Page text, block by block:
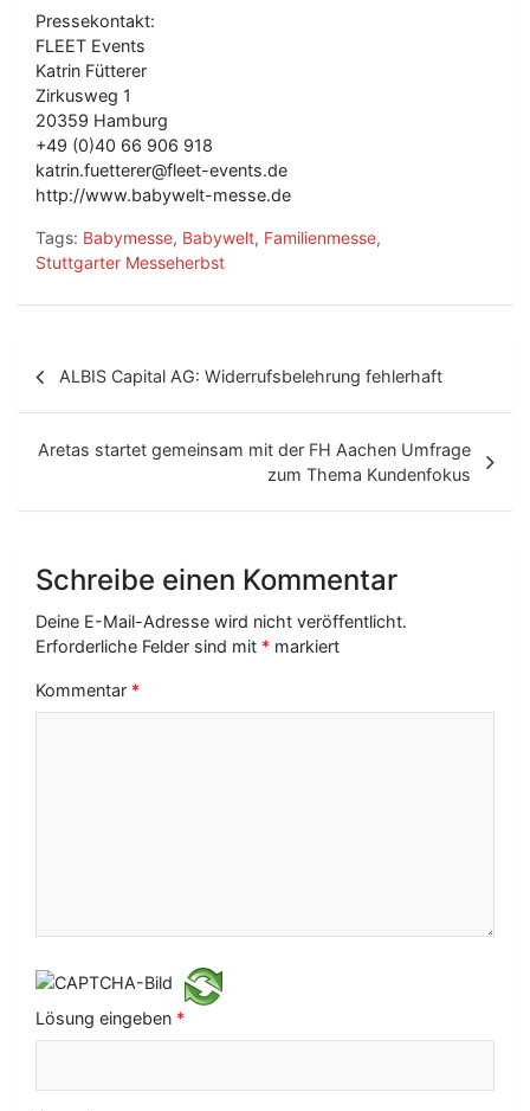
Pressekontakt:
FLEET Events
Katrin Fütterer
Zirkusweg 1
20359 Hamburg
+49 (0)40 66 906 918
katrin.fuetterer@fleet-events.de
http://www.babywelt-messe.de
Tags: Babymesse, Babywelt, Familienmesse,
Stuttgarter Messeherbst
r
g
N
o
n
ALBIS Capital AG: Widerrufsbelehrung fehlerhaft
Aretas startet gemeinsam mit der FH Aachen Umfrage
zum Thema Kundenfokus
Schreibe einen Kommentar
Deine E-Mail-Adresse wird nicht veröffentlicht.
Erforderliche Felder sind mit * markiert
Kommentar *
Lösung eingeben *